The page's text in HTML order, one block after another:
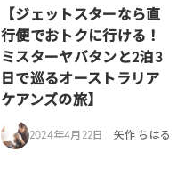
【ジェットスターなら直
行便でおトクに行ける！
ミスターヤバタンと2泊3
日で巡るオーストラリア
ケアンズの旅】
2024年4月22日 矢作 ちはる